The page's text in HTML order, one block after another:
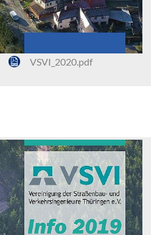
VSVI_2020.pdf